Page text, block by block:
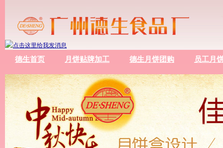
德生首页 月饼贴牌加工 德生月饼团购 员工月